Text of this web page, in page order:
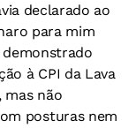
declarado ao
para mim
demonstrado
à CPI da Lava
mas não
posturas nem